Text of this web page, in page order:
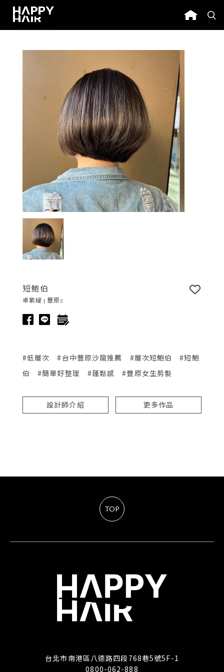
短鮑伯
卓紫緹 | 豐原2
#低層次 #台中豐原沙龍推薦 #層次短鮑伯
#短鮑
伯
#簡單好整理 #蓬鬆感 #豐原女生剪髮
設計師介紹 更多作品
TOP
台北市南港區八德路四段768巷5號5F-1
0800-062-888